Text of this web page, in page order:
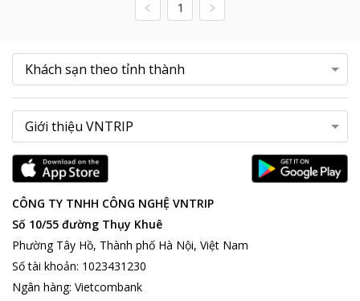
1
CÔNG TY TNHH CÔNG NGHỆ VNTRIP
Số 10/55 đường Thụy Khuê
Phường Tây Hồ, Thành phố Hà Nội, Việt Nam
Số tài khoản: 1023431230
Ngân hàng: Vietcombank